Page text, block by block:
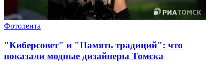
Фотолента
"Киберсовет" и "Память традиций": что
показали модные дизайнеры Томска